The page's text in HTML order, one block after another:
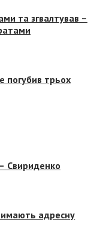
та згвалтував –
погубив трьох
Свириденко
адресну